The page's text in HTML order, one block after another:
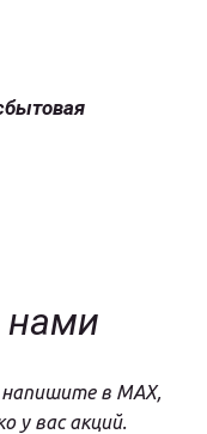
нами
в MAX,
у вас акций.